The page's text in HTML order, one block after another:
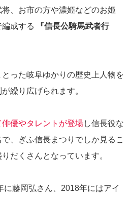
、お市の方や濃姫などのお姫
成する
『信長公騎馬武者行
った岐阜ゆかりの歴史上人物を
繰り広げられます。
優やタレントが登場し信長役な
、ぎふ信長まつりでしか見るこ
だくさんとなっています。
藤岡弘さん、2018年にはアイ